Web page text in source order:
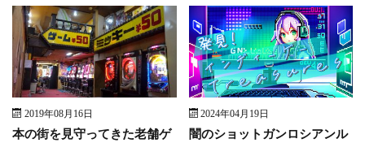
2019年08月16日
本の街を見守ってきた老舗ゲ
2024年04月19日
闇のショットガンロシアンル